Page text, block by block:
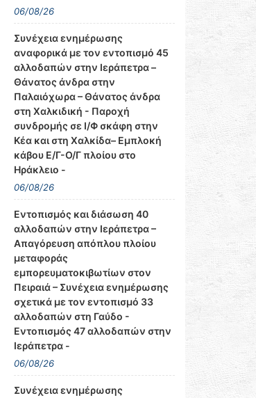
06/08/26
Συνέχεια ενημέρωσης
αναφορικά με τον εντοπισμό 45
αλλοδαπών στην Ιεράπετρα –
Θάνατος άνδρα στην
Παλαιόχωρα – Θάνατος άνδρα
στη Χαλκιδική - Παροχή
συνδρομής σε Ι/Φ σκάφη στην
Κέα και στη Χαλκίδα– Εμπλοκή
κάβου Ε/Γ-Ο/Γ πλοίου στο
Ηράκλειο -
06/08/26
Εντοπισμός και διάσωση 40
αλλοδαπών στην Ιεράπετρα –
Απαγόρευση απόπλου πλοίου
μεταφοράς
εμπορευματοκιβωτίων στον
Πειραιά – Συνέχεια ενημέρωσης
σχετικά με τον εντοπισμό 33
αλλοδαπών στη Γαύδο -
Εντοπισμός 47 αλλοδαπών στην
Ιεράπετρα -
06/08/26
Συνέχεια ενημέρωσης